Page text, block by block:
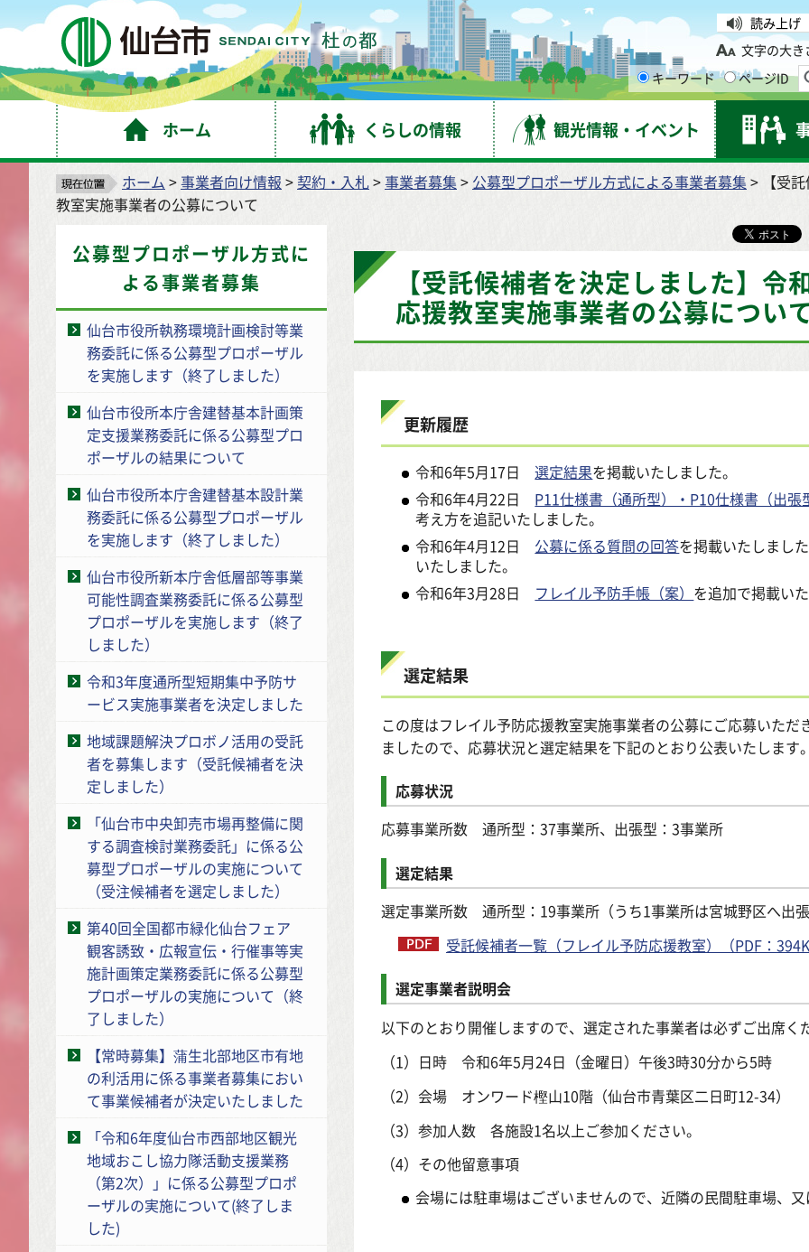
仙台市
読み上げ
文字の大き
キーワード
ページID
ホーム くらしの情報 観光情報・イベント
ホーム >事業者向け情報 > 契約・入札>事業者募集 > 公募型プロポーザル方式による事業者募集 > 【受
教室実施事業者の公募について
公募型プロポーザル方式に
よる事業者募集
仙台市役所執務環境計画検討等業
務委託に係る公募型プロポーザル
を実施します（終了しました）
仙台市役所本庁舎建替基本計画策
定支援業務委託に係る公募型プロ
ポーザルの結果について
仙台市役所本庁舎建替基本設計業
務委託に係る公募型プロポーザル
を実施します（終了しました）
仙台市役所新本庁舎低層部等事業
可能性調査業務委託に係る公募型
プロポーザルを実施します（終了
しました）
令和3年度通所型短期集中予防サ
ービス実施事業者を決定しました
地域課題解決プロボノ活用の受託
者を募集します（受託候補者を決
定しました）
「仙台市中央卸売市場再整備に関
する調査検討業務委託」に係る公
募型プロポーザルの実施について
（受注候補者を選定しました）
第40回全国都市緑化仙台フェア
観客誘致・広報宣伝・行催事等実
施計画策定業務委託に係る公募型
プロポーザルの実施について（終
了しました）
【常時募集】蒲生北部地区市有地
の利活用に係る事業者募集におい
て事業候補者が決定いたしました
「令和6年度仙台市西部地区観光
地域おこし協力隊活動支援業務
（第2次）」に係る公募型プロポ
ーザルの実施について(終了しま
した)
【受託候補者を決定しました】令
応援教室実施事業者の公募につい
更新履歴
令和6年5月17日選定結果を掲載いたしました。
令和6年4月22日 P11仕様書（通所型）・P10仕様書（出張
考え方を追記いたしました。
令和6年4月12日 公募に係る質問の回答を掲載いたしまし
いたしました。
令和6年3月28日 フレイル予防手帳（案） を追加で掲載い
選定結果
この度はフレイル予防応援教室実施事業者の公募にご応募いた
ましたので、応募状況と選定結果を下記のとおり公表いたします
応募状況
応募事業所数 通所型：37事業所、出張型：3事業所
選定結果
選定事業所数 通所型：19事業所（うち1事業所は宮城野区へ出
受託候補者一覧（フレイル予防応援教室）（PDF：
選定事業者説明会
以下のとおり開催しますので、選定された事業者は必ずご出席く
（1）日時 令和6年5月24日（金曜日）午後3時30分から5時
（2）会場 オンワード樫山10階（仙台市青葉区二日町12-34）
（3）参加人数 各施設1名以上ご参加ください。
（4）その他留意事項
会場には駐車場はございませんので、近隣の民間駐車場、